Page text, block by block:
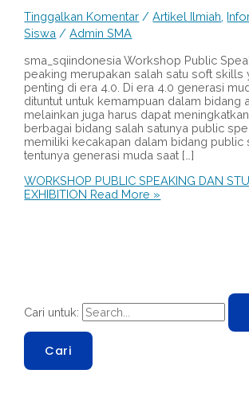
Tinggalkan Komentar /Artikel Ilmiah
Siswa /Admin SMA
sma_sqiindonesia Workshop Public
peaking merupakan salah satu soft skills
penting di era 4.0. Di era 4.0 generasi
dituntut untuk kemampuan dalam bidang
melainkan juga harus dapat
berbagai bidang salah satunya public
memiliki kecakapan dalam bidang public
tentunya generasi muda saat […]
WORKSHOP PUBLIC SPEAKING DAN
EXHIBITION Read More »
Cari untuk: